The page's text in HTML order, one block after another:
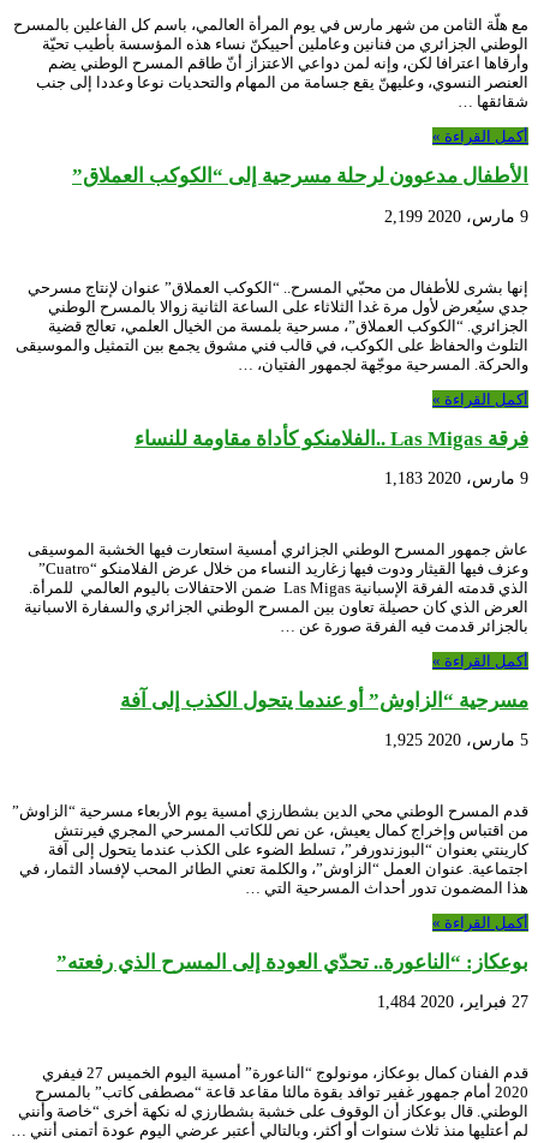
مع هلّة الثامن من شهر مارس في يوم المرأة العالمي، باسم كل الفاعلين بالمسرح
الوطني الجزائري من فنانين وعاملين أحييكنّ نساء هذه المؤسسة بأطيب تحيّة
وأرقاها اعترافا لكن، وإنه لمن دواعي الاعتزاز أنّ طاقم المسرح الوطني يضم
العنصر النسوي، وعليهنّ يقع جسامة من المهام والتحديات نوعا وعددا إلى جنب
شقائقها …
أكمل القراءة »
الأطفال مدعوون لرحلة مسرحية إلى “الكوكب العملاق”
9 مارس، 2020 2,199
إنها بشرى للأطفال من محبّي المسرح.. “الكوكب العملاق” عنوان لإنتاج مسرحي
جدي سيُعرض لأول مرة غدا الثلاثاء على الساعة الثانية زوالا بالمسرح الوطني
الجزائري. “الكوكب العملاق”، مسرحية بلمسة من الخيال العلمي، تعالج قضية
التلوث والحفاظ على الكوكب، في قالب فني مشوق يجمع بين التمثيل والموسيقى
والحركة. المسرحية موجّهة لجمهور الفتيان، …
أكمل القراءة »
فرقة Las Migas ..الفلامنكو كأداة مقاومة للنساء
9 مارس، 2020 1,183
عاش جمهور المسرح الوطني الجزائري أمسية استعارت فيها الخشبة الموسيقى
وعزف فيها القيثار ودوت فيها زغاريد النساء من خلال عرض الفلامنكو “Cuatro”
الذي قدمته الفرقة الإسبانية Las Migas ضمن الاحتفالات باليوم العالمي للمرأة.
العرض الذي كان حصيلة تعاون بين المسرح الوطني الجزائري والسفارة الاسبانية
بالجزائر قدمت فيه الفرقة صورة عن …
أكمل القراءة »
مسرحية “الزاوش” أو عندما يتحول الكذب إلى آفة
5 مارس، 2020 1,925
قدم المسرح الوطني محي الدين بشطارزي أمسية يوم الأربعاء مسرحية “الزاوش”
من اقتباس وإخراج كمال يعيش، عن نص للكاتب المسرحي المجري فيرنتش
كارينتي بعنوان “البوزندورفر”، تسلط الضوء على الكذب عندما يتحول إلى آفة
اجتماعية. عنوان العمل “الزاوش”، والكلمة تعني الطائر المحب لإفساد الثمار، في
هذا المضمون تدور أحداث المسرحية التي …
أكمل القراءة »
بوعكاز: “الناعورة.. تحدّي العودة إلى المسرح الذي رفعته”
27 فبراير، 2020 1,484
قدم الفنان كمال بوعكاز، مونولوج “الناعورة” أمسية اليوم الخميس 27 فيفري
2020 أمام جمهور غفير توافد بقوة مالئا مقاعد قاعة “مصطفى كاتب” بالمسرح
الوطني. قال بوعكاز أن الوقوف على خشبة بشطارزي له نكهة أخرى “خاصة وأنني
لم أعتليها منذ ثلاث سنوات أو أكثر، وبالتالي أعتبر عرضي اليوم عودة أتمنى أنني …